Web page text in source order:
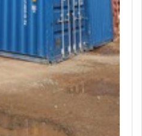
empresa também
através de
e cuidadosos, que entendem
Também foram investidos
de qualidade,
marca. A Multi On Container
a diferença no mercado
faz, garantindo o sucesso